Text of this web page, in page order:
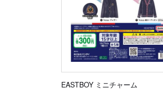
EASTBOY ミニチャーム